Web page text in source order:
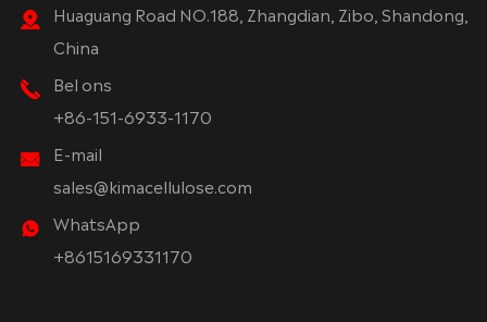
Huaguang Road NO.188, Zhangdian, Zibo, Shandong,
China
Bel ons
+86-151-6933-1170
E-mail
sales@kimacellulose.com
WhatsApp
+8615169331170